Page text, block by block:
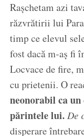
Rașchetam azi
răzvrătirii lui
timp ce elevul
fost dacă m-aș fi
Locvace de fire,
cu prietenii. O
neonorabil ca
părintele lui. De
disperare